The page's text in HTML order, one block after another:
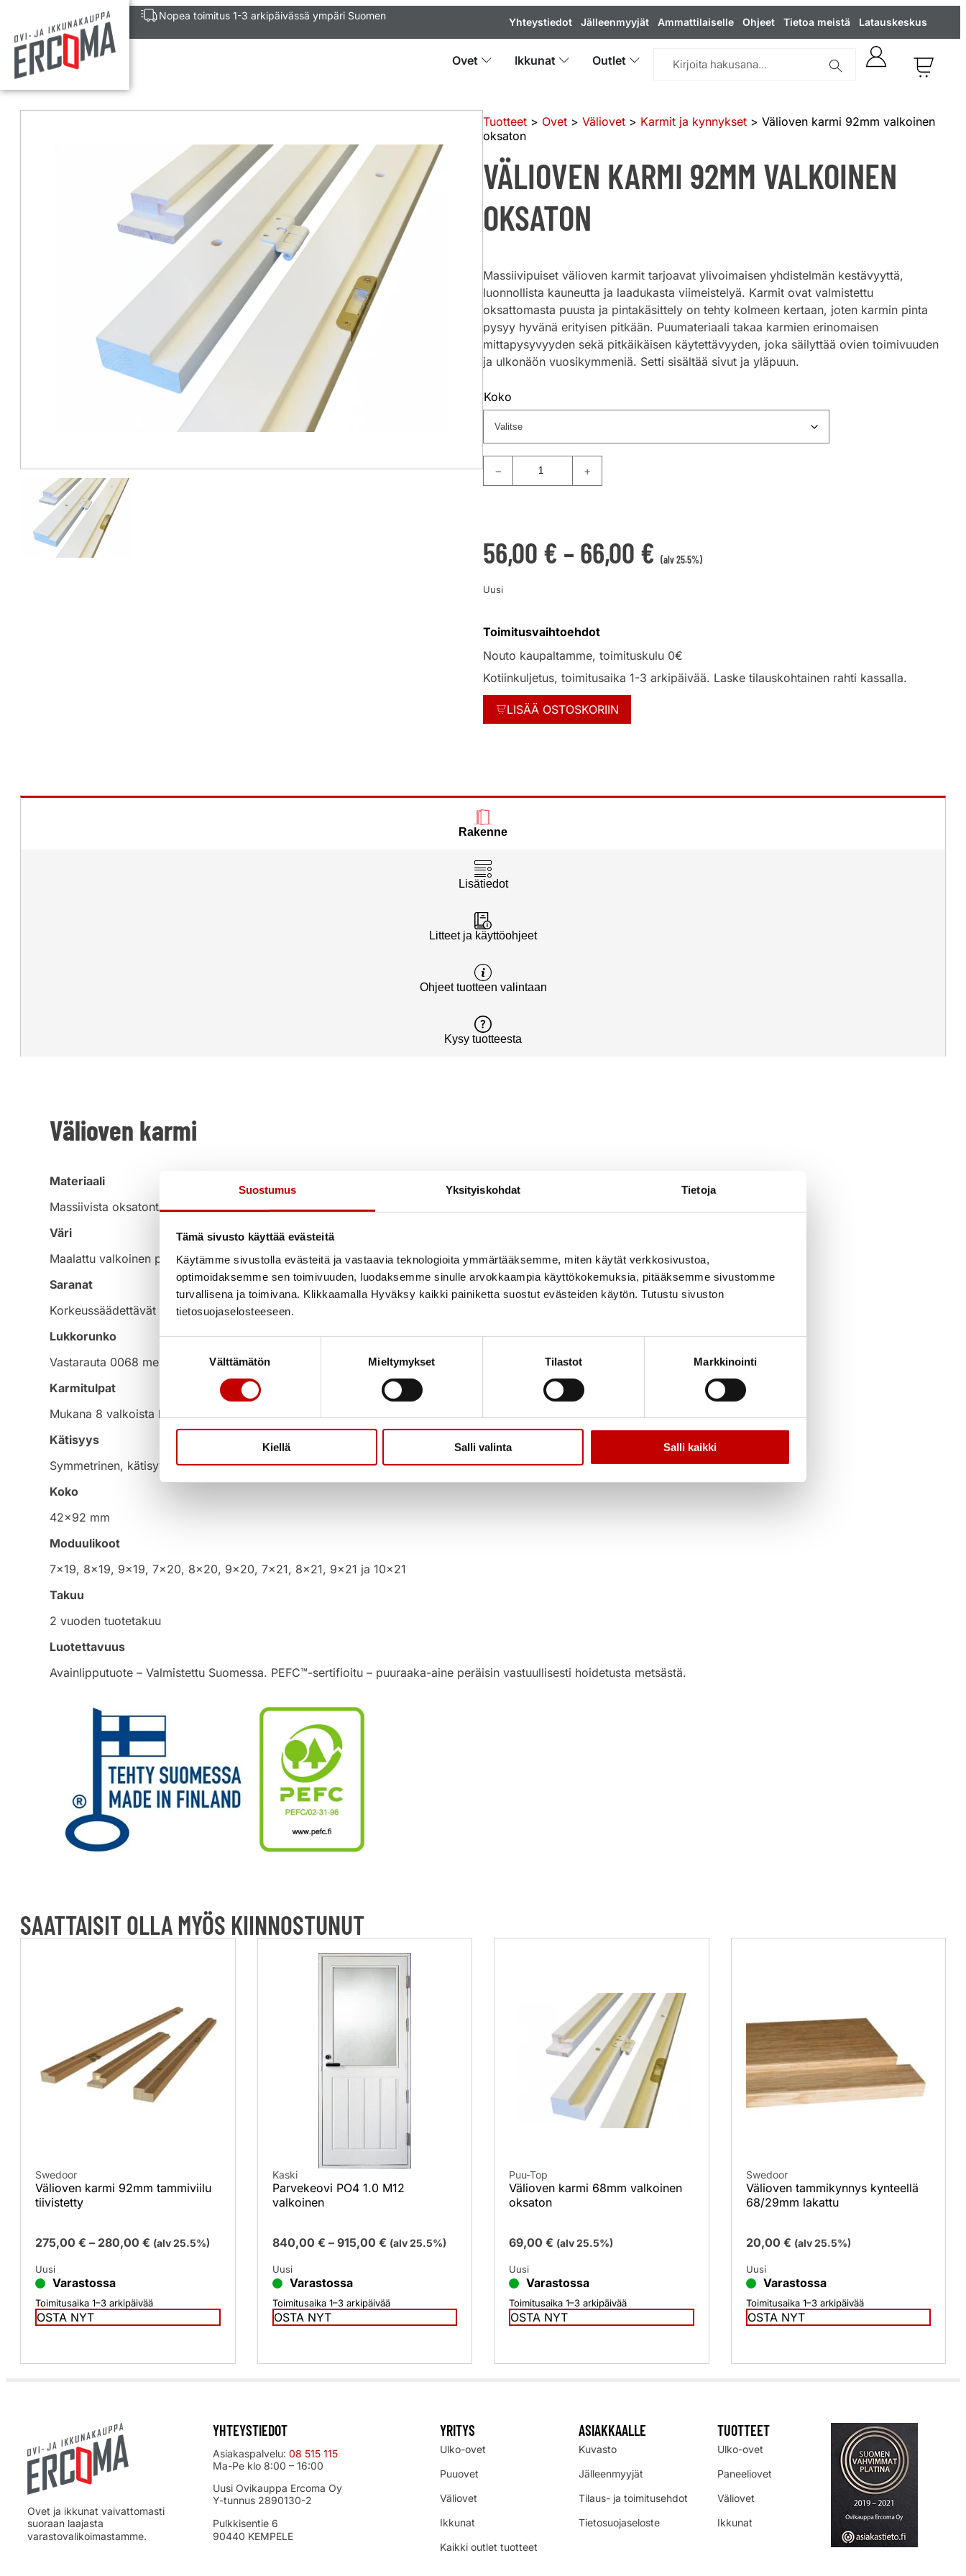
Suostumus Yksityiskohdat Tietoja
Tämä sivusto käyttää evästeitä
Käytämme sivustolla evästeitä ja vastaavia teknologioita ymmärtääksemme, miten käytät verkkosivustoa,
optimoidaksemme sen toimivuuden, luodaksemme sinulle arvokkaampia käyttökokemuksia, pitääksemme sivustomme
turvallisena ja toimivana. Klikkaamalla Hyväksy kaikki painiketta suostut evästeiden käytön. Tutustu sivuston
tietosuojaselosteeseen.
Välttämätön Mieltymykset Tilastot Markkinointi
Kiellä Salli valinta Salli kaikki
Nopea toimitus 1-3 arkipäivässä ympäri Suomen
Yhteystiedot Jälleenmyyjät Ammattilaiselle Ohjeet Tietoa meistä Latauskeskus
Ovet Ikkunat Outlet
Tuotteet > Ovet > Väliovet > Karmit ja kynnykset > Välioven karmi 92mm valkoinen
oksaton
VÄLIOVEN KARMI 92MM VALKOINEN
OKSATON
Massiivipuiset välioven karmit tarjoavat ylivoimaisen yhdistelmän kestävyyttä,
luonnollista kauneutta ja laadukasta viimeistelyä. Karmit ovat valmistettu
oksattomasta puusta ja pintakäsittely on tehty kolmeen kertaan, joten karmin pinta
pysyy hyvänä erityisen pitkään. Puumateriaali takaa karmien erinomaisen
mittapysyvyyden sekä pitkäikäisen käytettävyyden, joka säilyttää ovien toimivuuden
ja ulkonäön vuosikymmeniä. Setti sisältää sivut ja yläpuun.
Koko
− +
56,00 € – 66,00 € (alv 25.5%)
Uusi
Toimitusvaihtoehdot
Nouto kaupaltamme, toimituskulu 0€
Kotiinkuljetus, toimitusaika 1-3 arkipäivää. Laske tilauskohtainen rahti kassalla.
LISÄÄ OSTOSKORIIN
Rakenne
Lisätiedot
Litteet ja käyttöohjeet
Ohjeet tuotteen valintaan
Kysy tuotteesta
Välioven karmi
Materiaali
Massiivista oksatonta liimapuuta
Väri
Maalattu valkoinen puolihimmeä NCS S 0502-Y
Saranat
Korkeussäädettävät FT-65KS valkoiset saranat 2 kpl
Lukkorunko
Vastarauta 0068 messinkinen
Karmitulpat
Mukana 8 valkoista karmitulppaa
Kätisyys
Symmetrinen, kätisyys valittavissa asennettaessa.Katso ohje kätisyyden vaihdosta.
Koko
42×92 mm
Moduulikoot
7×19, 8×19, 9×19, 7×20, 8×20, 9×20, 7×21, 8×21, 9×21 ja 10×21
Takuu
2 vuoden tuotetakuu
Luotettavuus
Avainlipputuote – Valmistettu Suomessa. PEFC™-sertifioitu – puuraaka-aine peräisin vastuullisesti hoidetusta metsästä.
SAATTAISIT OLLA MYÖS KIINNOSTUNUT
Swedoor
Välioven karmi 92mm tammiviilu
tiivistetty
275,00 € – 280,00 € (alv 25.5%)
Uusi
Varastossa
Toimitusaika 1–3 arkipäivää
OSTA NYT
Kaski
Parvekeovi PO4 1.0 M12
valkoinen
840,00 € – 915,00 € (alv 25.5%)
Uusi
Varastossa
Toimitusaika 1–3 arkipäivää
OSTA NYT
Puu-Top
Välioven karmi 68mm valkoinen
oksaton
69,00 € (alv 25.5%)
Uusi
Varastossa
Toimitusaika 1–3 arkipäivää
OSTA NYT
Swedoor
Välioven tammikynnys kynteellä
68/29mm lakattu
20,00 € (alv 25.5%)
Uusi
Varastossa
Toimitusaika 1–3 arkipäivää
OSTA NYT
Ovet ja ikkunat vaivattomasti
suoraan laajasta
varastovalikoimastamme.
YHTEYSTIEDOT
Asiakaspalvelu: 08 515 115
Ma-Pe klo 8:00 – 16:00
Uusi Ovikauppa Ercoma Oy
Y-tunnus 2890130-2
Pulkkisentie 6
90440 KEMPELE
YRITYS
Ulko-ovet
Puuovet
Väliovet
Ikkunat
Kaikki outlet tuotteet
ASIAKKAALLE
Kuvasto
Jälleenmyyjät
Tilaus- ja toimitusehdot
Tietosuojaseloste
TUOTTEET
Ulko-ovet
Paneeliovet
Väliovet
Ikkunat